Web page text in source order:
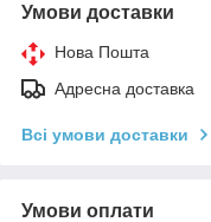
Умови доставки
Нова Пошта
Адресна доставка
Всі умови доставки
Умови оплати